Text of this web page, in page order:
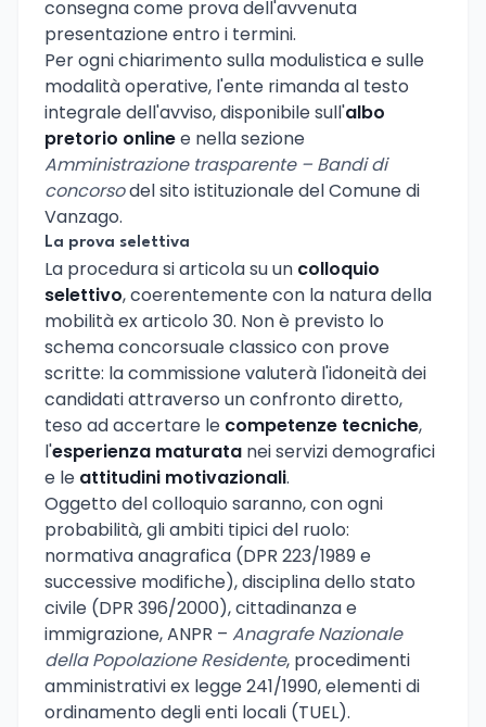
consegna come prova dell'avvenuta
presentazione entro i termini.
Per ogni chiarimento sulla modulistica e sulle
modalità operative, l'ente rimanda al testo
integrale dell'avviso, disponibile sull'albo
pretorio onlinee nella sezione
Amministrazione trasparente – Bandi di
concorsodel sito istituzionale del Comune di
Vanzago.
La prova selettiva
La procedura si articola su un colloquio
selettivo, coerentemente con la natura della
mobilità ex articolo 30. Non è previsto lo
schema concorsuale classico con prove
scritte: la commissione valuterà l'idoneità dei
candidati attraverso un confronto diretto,
teso ad accertare le competenze tecniche,
l'esperienza maturata nei servizi demografici
e le attitudini motivazionali.
Oggetto del colloquio saranno, con ogni
probabilità, gli ambiti tipici del ruolo:
normativa anagrafica (DPR 223/1989 e
successive modifiche), disciplina dello stato
civile (DPR 396/2000), cittadinanza e
immigrazione, ANPR – Anagrafe Nazionale
della Popolazione Residente, procedimenti
amministrativi ex legge 241/1990, elementi di
ordinamento degli enti locali (TUEL).